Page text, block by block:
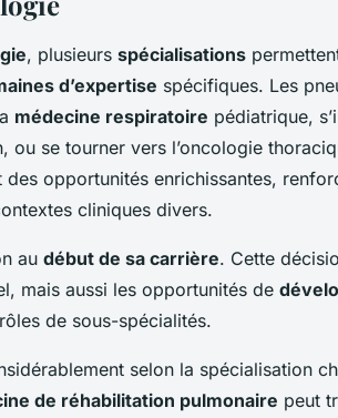
, plusieurs spécialisations
d’expertise spécifiques. Les
médecine respiratoire pédiatrique,
se tourner vers l’oncologie
opportunités enrichissantes,
cliniques divers.
au début de sa carrière. Cette
mais aussi les opportunités de
de sous-spécialités.
selon la spécialisation
de réhabilitation pulmonaire peut